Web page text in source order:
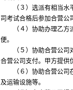
（３）选派有相当
司考试合格后参加合营公
（４）协助办理乙
便。
（５）协助合营公
合营公司支付。甲方提供
（６）协助合营公
及运输设施等。